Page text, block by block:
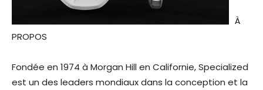
À
PROPOS
Fondée en 1974 à Morgan Hill en Californie, Specialized
est un des leaders mondiaux dans la conception et la